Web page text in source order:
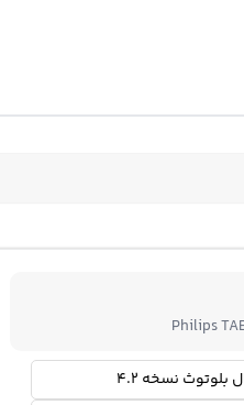
Philips
بلوتوث نسخه 4.2